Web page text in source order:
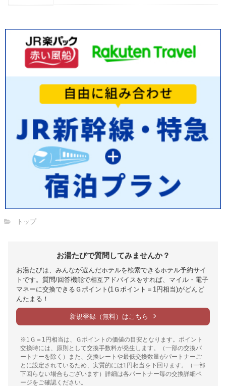
トップ
お湯たびで質問してみませんか？
お湯たびは、みんなが選んだホテルを検索できるホテル予約サイ
トです。質問/回答機能で相互アドバイスをすれば、マイル・電子
マネーに交換できるＧポイント(1Ｇポイント＝1円相当)がどんど
んたまる！
新規登録（無料）はこちら
※1Ｇ＝1円相当は、Ｇポイントの価値の目安となります。ポイント
交換時には、原則として交換手数料が発生します。（一部の交換パ
ートナーを除く）また、交換レートや最低交換数量がパートナーご
とに設定されているため、実質的には1円相当を下回ります。（一部
下回らない場合もございます）詳細は各パートナー毎の交換詳細ペ
ージをご確認ください。